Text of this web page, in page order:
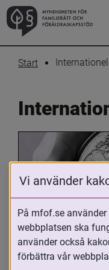
Start
Oavsett om du
adoptivförälder
Vi använder
På mfof.se
webbplatsen ska
använder också
förbättra vår